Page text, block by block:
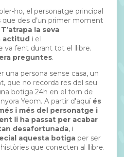
ho, el personatge principal
que des d’un primer moment
T’atrapa la seva
actitud i el
va fent durant tot el llibre.
preguntes.
una persona sense casa, un
que no recorda res del seu
botiga 24h en el torn de
Yeom. A partir d'aquí és
i més del personatge i
li ha passat per acabar
desafortunada, i
aquesta botiga per ser
que conecten al llibre.